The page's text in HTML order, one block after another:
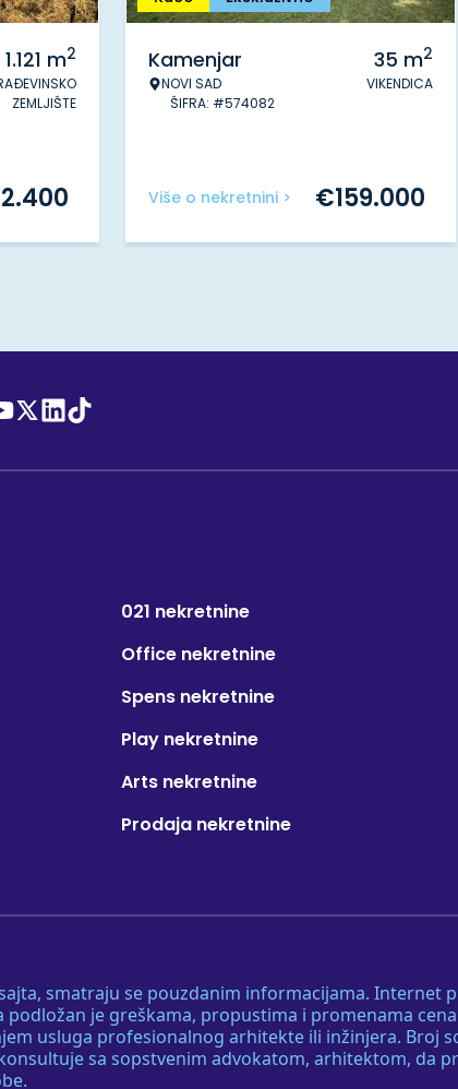
1.121 m2
ZEMLJIŠTE
Kamenjar
NOVI SAD
ŠIFRA: #574082
35 m2
VIKENDICA
Više o nekretnini > €159.000
smatraju se pouzdanim informacijama. Internet
je greškama, propustima i promenama
usluga profesionalnog arhitekte ili inžinjera. Broj
sa sopstvenim advokatom, arhitektom, da
021 nekretnine
Office nekretnine
Spens nekretnine
Play nekretnine
Arts nekretnine
Prodaja nekretnine